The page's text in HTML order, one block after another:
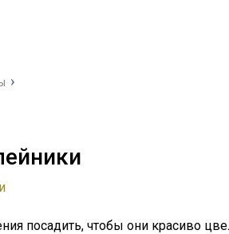
посадить, чтобы они красиво